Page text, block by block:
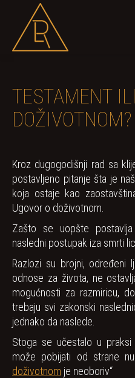
TESTAMENT
DOŽIVOTNOM?
Kroz dugogodišnji rad sa
postavljeno pitanje šta je
koja ostaje kao
Ugovor o doživotnom.
Zašto se uopšte
nasledni postupak iza smrti
Razlozi su brojni, određeni
odnose za života, ne
mogućnosti za razmiricu,
trebaju svi zakonski
jednako da naslede.
Stoga se učestalo u
može pobijati od strane
doživotnom je neoboriv“